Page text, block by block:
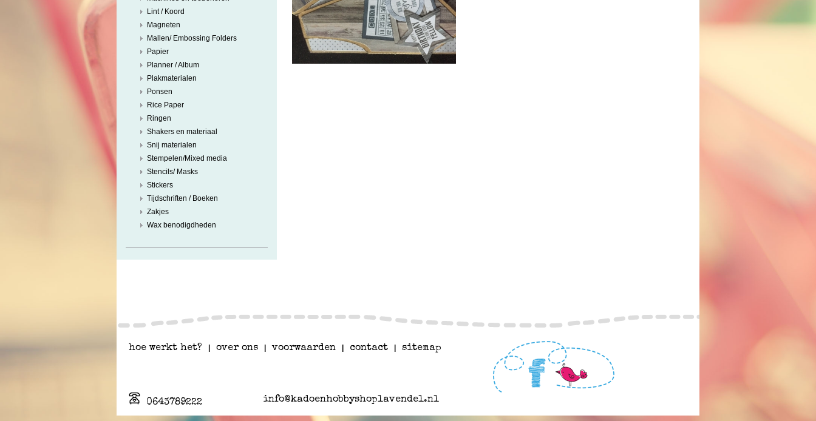
Lint / Koord
Magneten
Mallen/ Embossing Folders
Papier
Planner / Album
Plakmaterialen
Ponsen
Rice Paper
Ringen
Shakers en materiaal
Snij materialen
Stempelen/Mixed media
Stencils/ Masks
Stickers
Tijdschriften / Boeken
Zakjes
Wax benodigdheden
hoe werkt het? over ons voorwaarden contact sitemap
0643789222 info@kadoenhobbyshoplavendel.nl